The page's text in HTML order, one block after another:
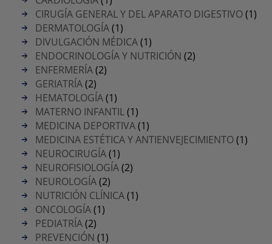
CIRUGÍA GENERAL Y DEL APARATO DIGESTIVO(1)
DERMATOLOGÍA(1)
DIVULGACIÓN MÉDICA(1)
ENDOCRINOLOGÍA Y NUTRICIÓN (2)
ENFERMERÍA(2)
GERIATRÍA(2)
HEMATOLOGÍA(1)
MATERNO INFANTIL(1)
MEDICINA DEPORTIVA(1)
MEDICINA ESTÉTICA Y ANTIENVEJECIMIENTO(1)
NEUROCIRUGÍA(1)
NEUROFISIOLOGÍA(2)
NEUROLOGÍA(2)
NUTRICIÓN CLÍNICA(1)
ONCOLOGÍA(1)
PEDIATRÍA(2)
PREVENCIÓN (1)